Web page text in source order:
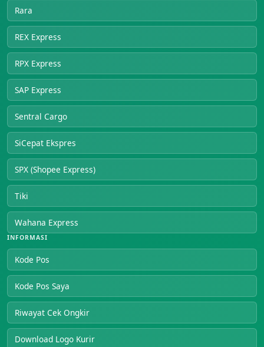
Rara
REX Express
RPX Express
SAP Express
Sentral Cargo
SiCepat Ekspres
SPX (Shopee Express)
Tiki
Wahana Express
INFORMASI
Kode Pos
Kode Pos Saya
Riwayat Cek Ongkir
Download Logo Kurir